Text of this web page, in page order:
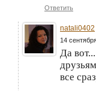
Ответить
natali0402
14
Да
все